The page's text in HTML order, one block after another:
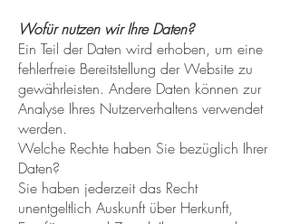
Wofür nutzen wir Ihre Daten?
Ein Teil der Daten wird erhoben, um eine
fehlerfreie Bereitstellung der Website zu
gewährleisten. Andere Daten können zur
Analyse Ihres Nutzerverhaltens verwendet
werden.
Welche Rechte haben Sie bezüglich Ihrer
Daten?
Sie haben jederzeit das Recht
unentgeltlich Auskunft über Herkunft,